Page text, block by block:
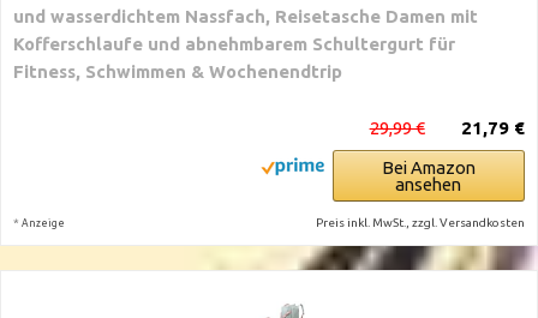
und wasserdichtem Nassfach, Reisetasche Damen mit
Kofferschlaufe und abnehmbarem Schultergurt für
Fitness, Schwimmen & Wochenendtrip
21,79 €
29,99 €
Bei Amazon
ansehen
* Anzeige Preis inkl. MwSt., zzgl. Versandkosten